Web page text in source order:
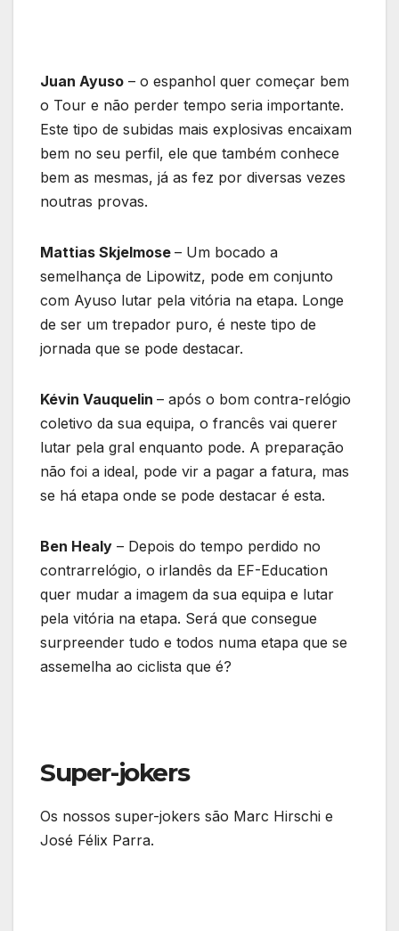
Juan Ayuso – o espanhol quer começar bem
o Tour e não perder tempo seria importante.
Este tipo de subidas mais explosivas encaixam
bem no seu perfil, ele que também conhece
bem as mesmas, já as fez por diversas vezes
noutras provas.
Mattias Skjelmose – Um bocado a
semelhança de Lipowitz, pode em conjunto
com Ayuso lutar pela vitória na etapa. Longe
de ser um trepador puro, é neste tipo de
jornada que se pode destacar.
Kévin Vauquelin – após o bom contra-relógio
coletivo da sua equipa, o francês vai querer
lutar pela gral enquanto pode. A preparação
não foi a ideal, pode vir a pagar a fatura, mas
se há etapa onde se pode destacar é esta.
Ben Healy – Depois do tempo perdido no
contrarrelógio, o irlandês da EF-Education
quer mudar a imagem da sua equipa e lutar
pela vitória na etapa. Será que consegue
surpreender tudo e todos numa etapa que se
assemelha ao ciclista que é?
Super-jokers
Os nossos super-jokers são Marc Hirschi e
José Félix Parra.